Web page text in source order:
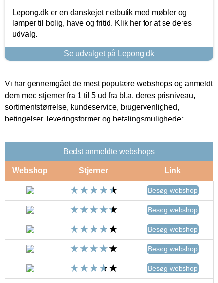
Lepong.dk er en danskejet netbutik med møbler og
lamper til bolig, have og fritid. Klik her for at se deres
udvalg.
Se udvalget på Lepong.dk
Vi har gennemgået de mest populære webshops og anmeldt
dem med stjerner fra 1 til 5 ud fra bl.a. deres prisniveau,
sortimentstørrelse, kundeservice, brugervenlighed,
betingelser, leveringsformer og betalingsmuligheder.
Bedst anmeldte webshops
Webshop Stjerner Link
Besøg webshop
Besøg webshop
Besøg webshop
Besøg webshop
Besøg webshop